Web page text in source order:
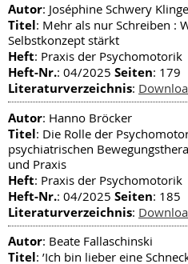
Autor: Joséphine Schwery
Titel: Mehr als nur Schreiben :
Selbstkonzept stärkt
Heft: Praxis der Psychomotorik
Heft-Nr.: 04/2025 Seiten: 179
Literaturverzeichnis:
Autor: Hanno Bröcker
Titel: Die Rolle der
psychiatrischen
und Praxis
Heft: Praxis der Psychomotorik
Heft-Nr.: 04/2025 Seiten: 185
Literaturverzeichnis:
Autor: Beate Fallaschinski
Titel: ’Ich bin lieber eine